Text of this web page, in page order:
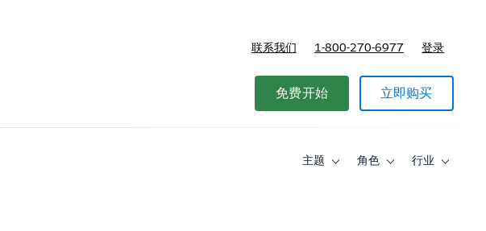
联系我们 1-800-270-6977 登录
免费开始 立即购买
主题
Toggle角色
Toggle行业
Toggle